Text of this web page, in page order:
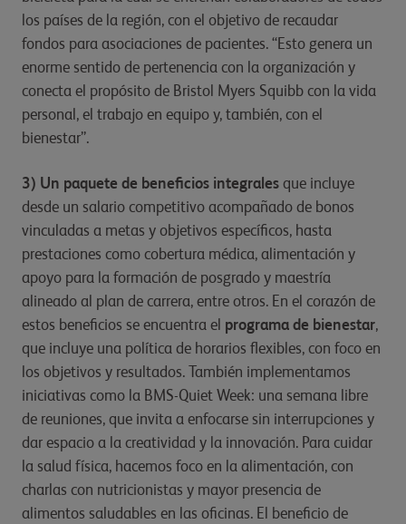
los países de la región, con el objetivo de recaudar
fondos para asociaciones de pacientes. “Esto genera un
enorme sentido de pertenencia con la organización y
conecta el propósito de Bristol Myers Squibb con la vida
personal, el trabajo en equipo y, también, con el
bienestar”.
3) Un paquete de beneficios integrales que incluye
desde un salario competitivo acompañado de bonos
vinculadas a metas y objetivos específicos, hasta
prestaciones como cobertura médica, alimentación y
apoyo para la formación de posgrado y maestría
alineado al plan de carrera, entre otros. En el corazón de
estos beneficios se encuentra el programa de bienestar,
que incluye una política de horarios flexibles, con foco en
los objetivos y resultados. También implementamos
iniciativas como la BMS-Quiet Week: una semana libre
de reuniones, que invita a enfocarse sin interrupciones y
dar espacio a la creatividad y la innovación. Para cuidar
la salud física, hacemos foco en la alimentación, con
charlas con nutricionistas y mayor presencia de
alimentos saludables en las oficinas. El beneficio de